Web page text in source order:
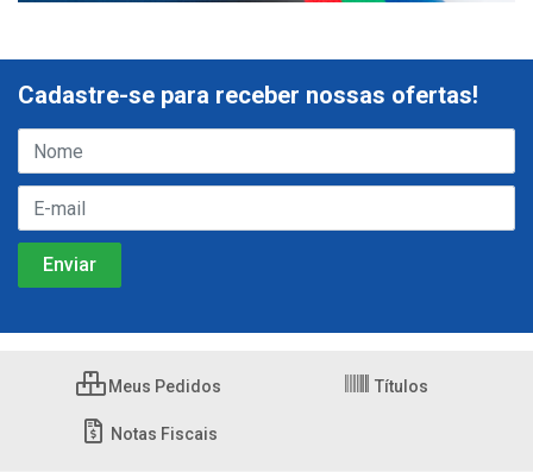
Cadastre-se para receber nossas ofertas!
Meus Pedidos Títulos
Notas Fiscais